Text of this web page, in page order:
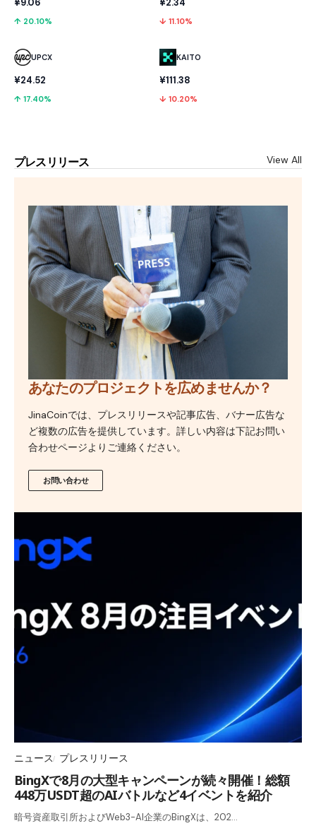
¥9.06
↑ 20.10%
UPCX
¥24.52
↑ 17.40%
¥2.34
↓ 11.10%
KAITO
¥111.38
↓ 10.20%
プレスリリース View All
あなたのプロジェクトを広めませんか？
JinaCoinでは、プレスリリースや記事広告、バナー広告な
ど複数の広告を提供しています。詳しい内容は下記お問い
合わせページよりご連絡ください。
お問い合わせ
ニュース プレスリリース
BingXで8月の大型キャンペーンが続々開催！総額
448万USDT超のAIバトルなど4イベントを紹介
暗号資産取引所およびWeb3-AI企業のBingXは、202…